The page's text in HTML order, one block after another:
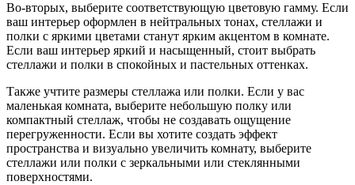
Во-вторых, выберите соответствующую цветовую гамму. Если
ваш интерьер оформлен в нейтральных тонах, стеллажи и
полки с яркими цветами станут ярким акцентом в комнате.
Если ваш интерьер яркий и насыщенный, стоит выбрать
стеллажи и полки в спокойных и пастельных оттенках.
Также учтите размеры стеллажа или полки. Если у вас
маленькая комната, выберите небольшую полку или
компактный стеллаж, чтобы не создавать ощущение
перегруженности. Если вы хотите создать эффект
пространства и визуально увеличить комнату, выберите
стеллажи или полки с зеркальными или стеклянными
поверхностями.